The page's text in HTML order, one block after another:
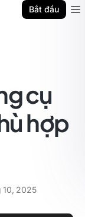
Bắt đầu
cụ
hợp
10, 2025